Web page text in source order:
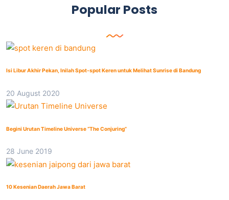
Popular Posts
Isi Libur Akhir Pekan, Inilah Spot-spot Keren untuk Melihat Sunrise di Bandung
20 August 2020
Begini Urutan Timeline Universe “The Conjuring”
28 June 2019
10 Kesenian Daerah Jawa Barat